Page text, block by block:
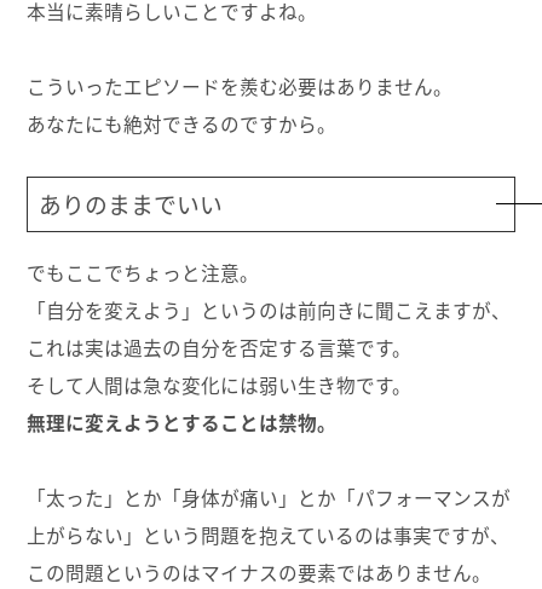
本当に素晴らしいことですよね。
こういったエピソードを羨む必要はありません。
あなたにも絶対できるのですから。
ありのままでいい
でもここでちょっと注意。
「自分を変えよう」というのは前向きに聞こえますが、
これは実は過去の自分を否定する言葉です。
そして人間は急な変化には弱い生き物です。
無理に変えようとすることは禁物。
「太った」とか「身体が痛い」とか「パフォーマンスが
上がらない」という問題を抱えているのは事実ですが、
この問題というのはマイナスの要素ではありません。